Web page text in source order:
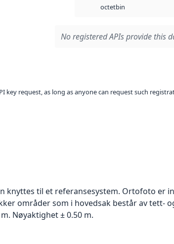
octetbin
No registered APIs provide this
key request, as long as anyone can request such
knyttes til et referansesystem. Ortofoto er
områder som i hovedsak består av tett-
Nøyaktighet ± 0.50 m.